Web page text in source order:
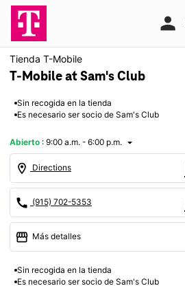
Tienda T-Mobile
T-Mobile at Sam's Club
Sin recogida en la tienda
Es necesario ser socio de Sam's Club
Abierto : 9:00 a.m. - 6:00 p.m. arrow_drop_down
location_on Directions
call (915) 702-5353
storefront Más detalles
access_time Abrir
Dom.:9:00 a.m. a 6:00 p.m.
Sin recogida en la tienda
Es necesario ser socio de Sam's Club